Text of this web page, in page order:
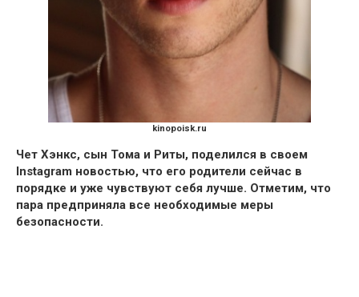
kinopoisk.ru
Чет Хэнкс, сын Тома и Риты, поделился в своем
Instagram новостью, что его родители сейчас в
порядке и уже чувствуют себя лучше. Отметим, что
пара предприняла все необходимые меры
безопасности.